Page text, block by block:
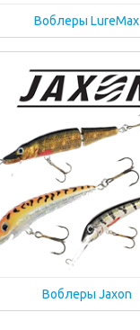
Воблеры LureMax
Воблеры Jaxon